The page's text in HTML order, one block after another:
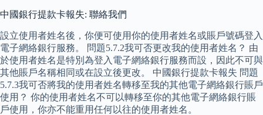
中國銀行提款卡報失: 聯絡我們
設立使用者姓名後，你便可使用你的使用者姓名或賬戶號碼登入
電子網絡銀行服務。 問題5.7.2我可否更改我的使用者姓名？ 由
於使用者姓名是特別為登入電子網絡銀行服務而設，因此不可與
其他賬戶名稱相同或在設立後更改。 中國銀行提款卡報失 問題
5.7.3我可否將我的使用者姓名轉移至我的其他電子網絡銀行賬戶
使用？ 你的使用者姓名不可以轉移至你的其他電子網絡銀行賬
戶使用，你亦不能重用任何以往的使用者姓名。